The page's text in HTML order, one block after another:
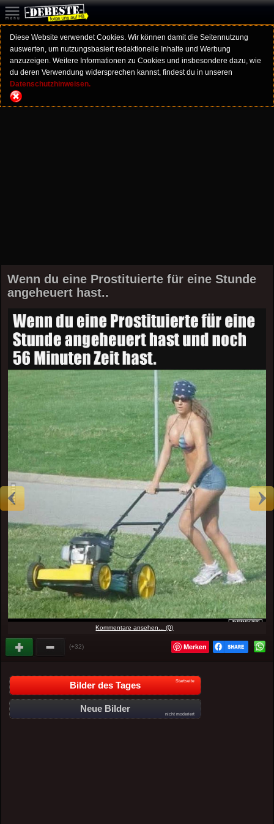
Diese Website verwendet Cookies. Wir können damit die Seitennutzung
auswerten, um nutzungsbasiert redaktionelle Inhalte und Werbung
anzuzeigen. Weitere Informationen zu Cookies und insbesondere dazu, wie
du deren Verwendung widersprechen kannst, findest du in unseren
Datenschutzhinweisen.
Wenn du eine Prostituierte für eine Stunde
angeheuert hast..
Kommentare ansehen... (0)
(+32) Merken
Bilder des Tages Startseite
Neue Bilder
nicht moderiert